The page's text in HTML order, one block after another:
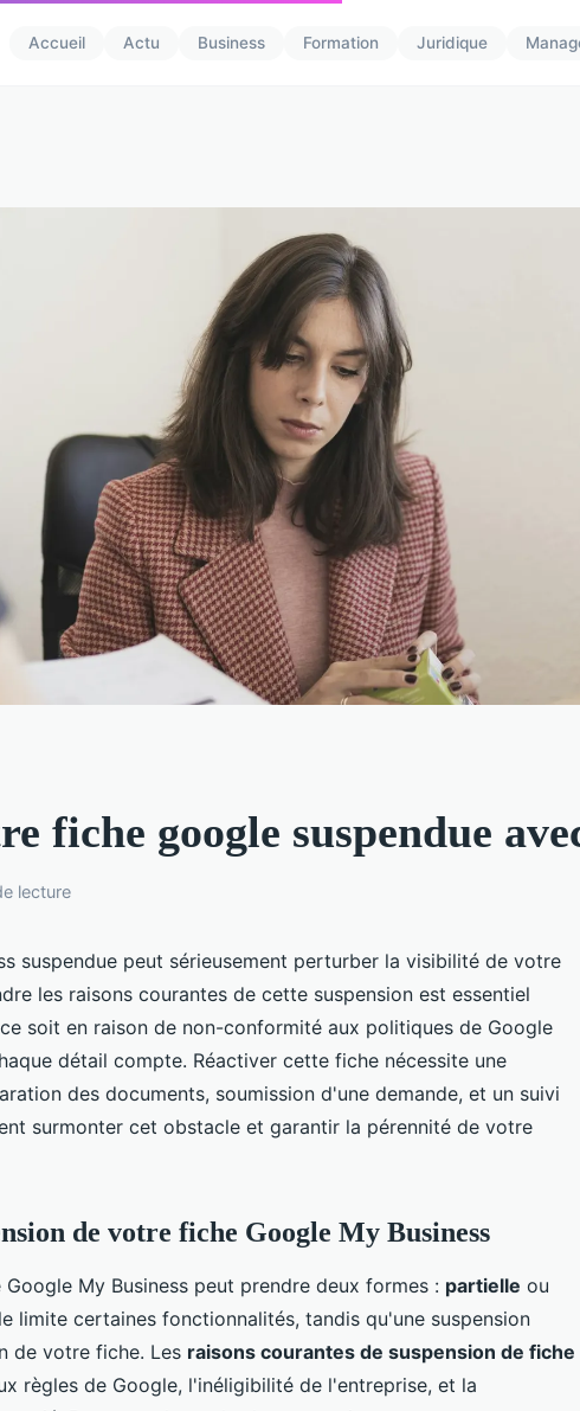
Accueil Actu Business Formation Juridique
fiche google suspendue
lecture
suspendue peut sérieusement perturber la visibilité de votre
les raisons courantes de cette suspension est essentiel
soit en raison de non-conformité aux politiques de Google
détail compte. Réactiver cette fiche nécessite une
des documents, soumission d'une demande, et un suivi
surmonter cet obstacle et garantir la pérennité de votre
de votre fiche Google My Business
My Business peut prendre deux formes : partielle ou
limite certaines fonctionnalités, tandis qu'une suspension
de votre fiche. Les raisons courantes de suspension de fiche
règles de Google, l'inéligibilité de l'entreprise, et la